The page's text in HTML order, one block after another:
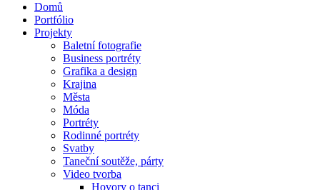
Domů
Portfólio
Projekty
Baletní fotografie
Business portréty
Grafika a design
Krajina
Města
Móda
Portréty
Rodinné portréty
Svatby
Taneční soutěže, párty
Video tvorba
Hovory o tanci